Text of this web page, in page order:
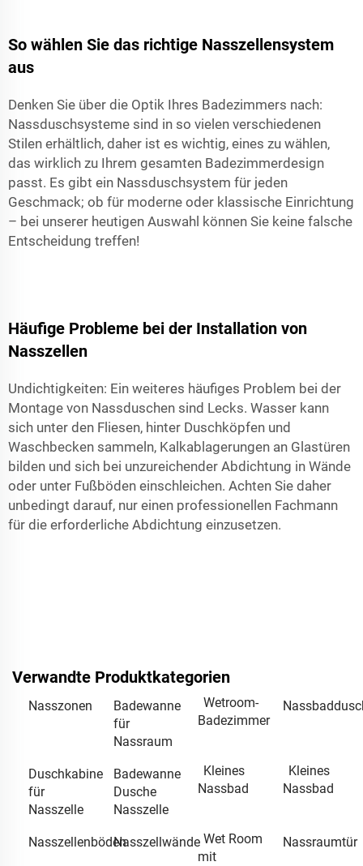
So wählen Sie das richtige Nasszellensystem
aus
Denken Sie über die Optik Ihres Badezimmers nach:
Nassduschsysteme sind in so vielen verschiedenen
Stilen erhältlich, daher ist es wichtig, eines zu wählen,
das wirklich zu Ihrem gesamten Badezimmerdesign
passt. Es gibt ein Nassduschsystem für jeden
Geschmack; ob für moderne oder klassische Einrichtung
– bei unserer heutigen Auswahl können Sie keine falsche
Entscheidung treffen!
Häufige Probleme bei der Installation von
Nasszellen
Undichtigkeiten: Ein weiteres häufiges Problem bei der
Montage von Nassduschen sind Lecks. Wasser kann
sich unter den Fliesen, hinter Duschköpfen und
Waschbecken sammeln, Kalkablagerungen an Glastüren
bilden und sich bei unzureichender Abdichtung in Wände
oder unter Fußböden einschleichen. Achten Sie daher
unbedingt darauf, nur einen professionellen Fachmann
für die erforderliche Abdichtung einzusetzen.
Verwandte Produktkategorien
Nasszonen
Badewanne
für
Nassraum
Wetroom-
Badezimmer
Duschkabine
für
Nasszelle
Badewanne
Dusche
Nasszelle
Kleines
Nassbad
Kleines
Nassbad
NasszellenbödenNasszellwände Wet Room
mit
Nassraumtür